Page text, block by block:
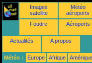
Images
satellite
Météo
aéroports
Foudre Aéroports
Actualités A propos
Météo : Europe Afrique